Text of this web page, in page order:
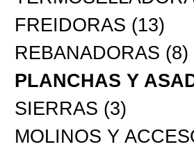
FREIDORAS (13)
REBANADORAS (8)
PLANCHAS Y
SIERRAS (3)
MOLINOS Y